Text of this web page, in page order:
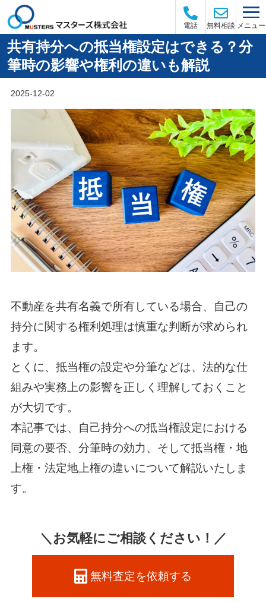
電話 無料相談 メニュー
共有持分への抵当権設定はできる？分
筆時の影響や権利の違いも解説
2025-12-02
不動産を共有名義で所有している場合、自己の
持分に関する権利処理は慎重な判断が求められ
ます。
とくに、抵当権の設定や分筆などは、法的な仕
組みや実務上の影響を正しく理解しておくこと
が大切です。
本記事では、自己持分への抵当権設定における
同意の要否、分筆時の効力、そして抵当権・地
上権・法定地上権の違いについて解説いたしま
す。
＼お気軽にご相談ください！／
無料査定を依頼する